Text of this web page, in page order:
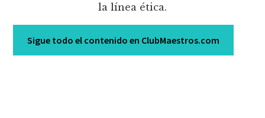
la línea ética.
Sigue todo el contenido en ClubMaestros.com